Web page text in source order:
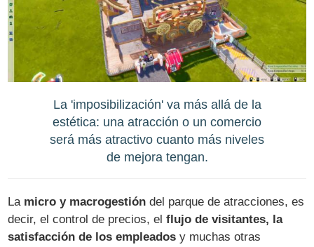
La 'imposibilización' va más allá de la
estética: una atracción o un comercio
será más atractivo cuanto más niveles
de mejora tengan.
La micro y macrogestión del parque de atracciones, es
decir, el control de precios, elflujo de visitantes, la
satisfacción de los empleados y muchas otras